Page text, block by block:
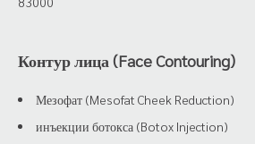
Контур лица (Face Contouring)
Мезофат (Mesofat Cheek Reduction)
инъекции ботокса (Botox Injection)